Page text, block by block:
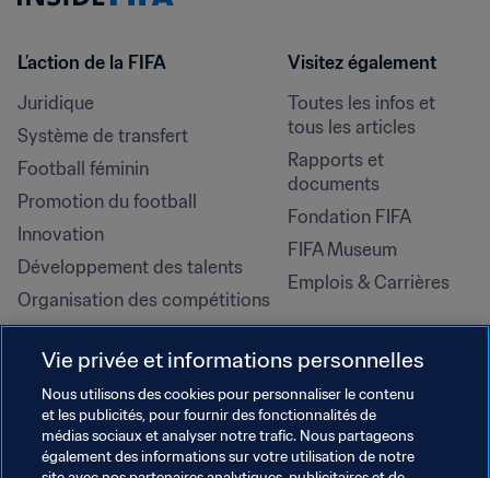
L’action de la FIFA
Juridique
Système de transfert
Football féminin
Promotion du football
Innovation
Développement des talents
Organisation des compétitions
Développement durable
Droits de l'homme et lutte contre
la discrimination
Santé et médical
Initiatives en matière de
Visitez également
Toutes les infos et
tous les articles
Rapports et
documents
Fondation FIFA
FIFA Museum
Emplois & Carrières
Vie privée et informations personnelles
Nous utilisons des cookies pour personnaliser le contenu
et les publicités, pour fournir des fonctionnalités de
médias sociaux et analyser notre trafic. Nous partageons
également des informations sur votre utilisation de notre